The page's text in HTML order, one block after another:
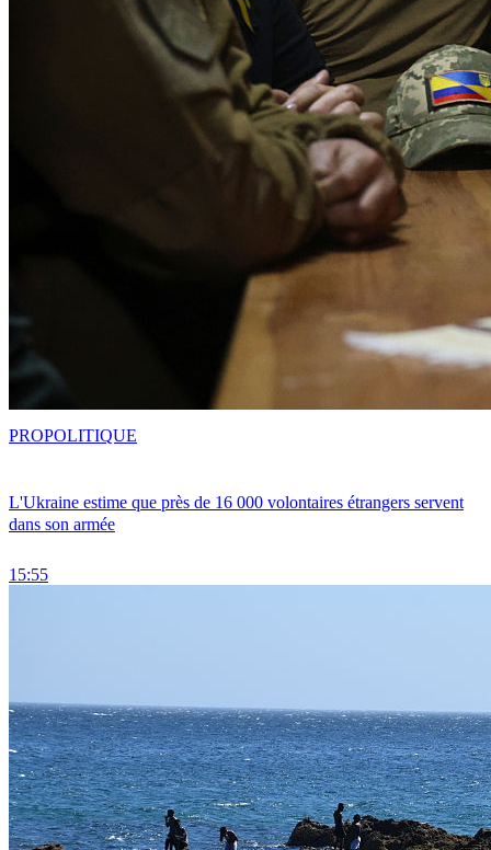
L'Ukraine estime que près de 16 000 volontaires étrangers servent
dans son armée
15:55
PROPOLITIQUE